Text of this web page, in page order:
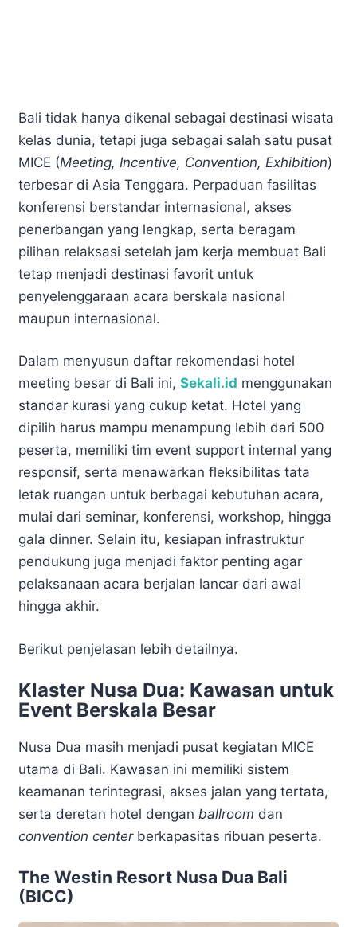
Bali tidak hanya dikenal sebagai destinasi wisata
kelas dunia, tetapi juga sebagai salah satu pusat
MICE (Meeting, Incentive, Convention, Exhibition)
terbesar di Asia Tenggara. Perpaduan fasilitas
konferensi berstandar internasional, akses
penerbangan yang lengkap, serta beragam
pilihan relaksasi setelah jam kerja membuat Bali
tetap menjadi destinasi favorit untuk
penyelenggaraan acara berskala nasional
maupun internasional.
Dalam menyusun daftar rekomendasi hotel
meeting besar di Bali ini, Sekali.id menggunakan
standar kurasi yang cukup ketat. Hotel yang
dipilih harus mampu menampung lebih dari 500
peserta, memiliki tim event support internal yang
responsif, serta menawarkan fleksibilitas tata
letak ruangan untuk berbagai kebutuhan acara,
mulai dari seminar, konferensi, workshop, hingga
gala dinner. Selain itu, kesiapan infrastruktur
pendukung juga menjadi faktor penting agar
pelaksanaan acara berjalan lancar dari awal
hingga akhir.
Berikut penjelasan lebih detailnya.
Klaster Nusa Dua: Kawasan untuk
Event Berskala Besar
Nusa Dua masih menjadi pusat kegiatan MICE
utama di Bali. Kawasan ini memiliki sistem
keamanan terintegrasi, akses jalan yang tertata,
serta deretan hotel dengan ballroom dan
convention centerberkapasitas ribuan peserta.
The Westin Resort Nusa Dua Bali
(BICC)